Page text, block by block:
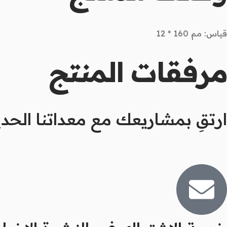
قياس: مم 160 * 12
مرفقات المنتج
ارتقِ بمشاريعك مع معداتنا